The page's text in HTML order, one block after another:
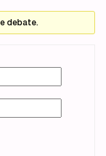
debate.